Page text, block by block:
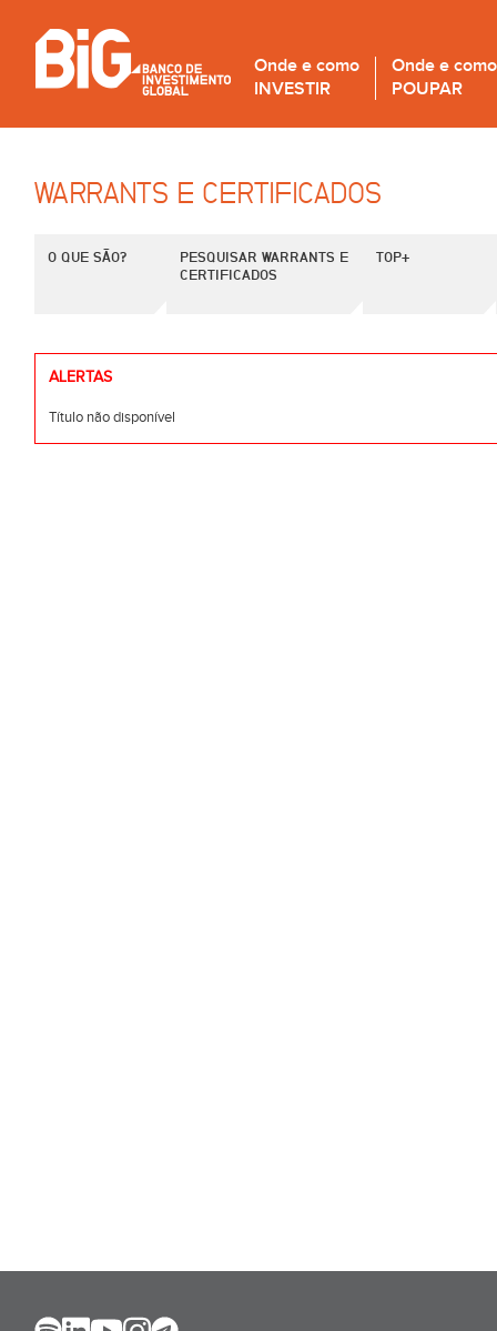
Onde e como
INVESTIR
Onde e como
POUPAR
WARRANTS E CERTIFICADOS
O QUE SÃO?
PESQUISAR WARRANTS E
CERTIFICADOS
TOP+
ALERTAS
Título não disponível